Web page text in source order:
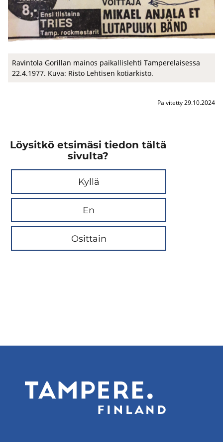
Ra­vin­to­la Go­ril­lan mai­nos pai­kal­lis­leh­ti Tam­pe­re­lai­ses­sa
22.4.1977. Kuva: Risto Leh­ti­sen ko­tiar­kis­to.
Päivitetty 29.10.2024
Löysitkö etsimäsi tiedon tältä
sivulta?
Kyllä
En
Osittain